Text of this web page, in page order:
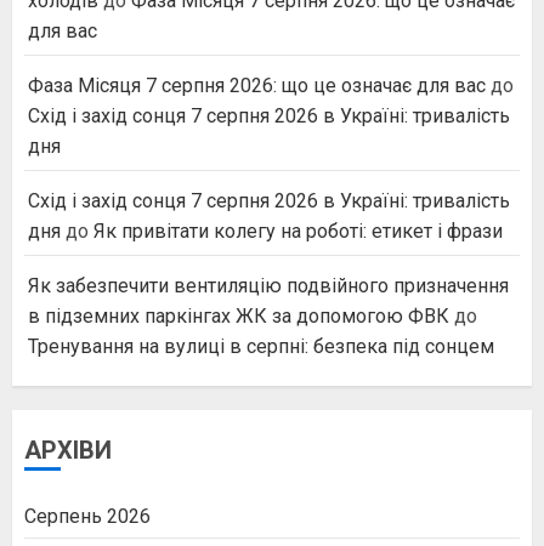
для вас
Фаза Місяця 7 серпня 2026: що це означає для вас до
Схід і захід сонця 7 серпня 2026 в Україні: тривалість
дня
Схід і захід сонця 7 серпня 2026 в Україні: тривалість
дня до Як привітати колегу на роботі: етикет і фрази
Як забезпечити вентиляцію подвійного призначення
в підземних паркінгах ЖК за допомогою ФВК до
Тренування на вулиці в серпні: безпека під сонцем
АРХІВИ
Серпень 2026